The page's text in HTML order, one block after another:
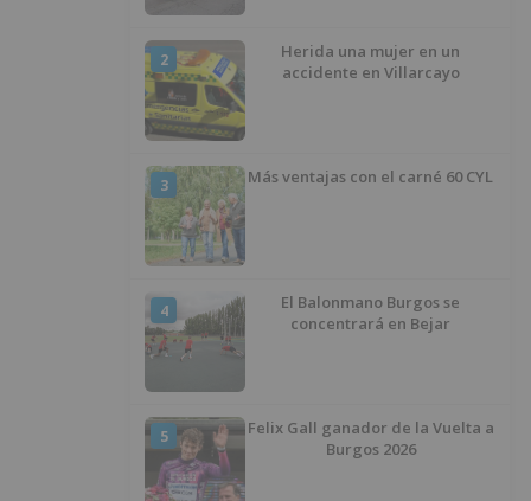
2
Herida una mujer en un
accidente en Villarcayo
3 Más ventajas con el carné 60 CYL
4
El Balonmano Burgos se
concentrará en Bejar
5
Felix Gall ganador de la Vuelta a
Burgos 2026